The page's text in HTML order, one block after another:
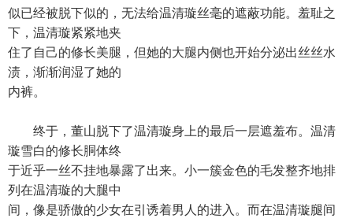
似已经被脱下似的，无法给温清璇丝毫的遮蔽功能。羞耻之
下，温清璇紧紧地夹
住了自己的修长美腿，但她的大腿内侧也开始分泌出丝丝水
渍，渐渐润湿了她的
内裤。
终于，董山脱下了温清璇身上的最后一层遮羞布。温清
璇雪白的修长胴体终
于近乎一丝不挂地暴露了出来。小一簇金色的毛发整齐地排
列在温清璇的大腿中
间，像是骄傲的少女在引诱着男人的进入。而在温清璇腿间